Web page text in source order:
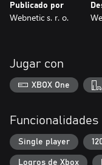
cualquier restricción.
❄️ Congelar: detiene el
difíciles y progresar a
Niveles y progresión 🚀
mecánicas y una
ayudarte con acertijos
🔹 Desmonta
Publicado por
Webnetic s. r. o.
Jugar con
XBOX One
Funcionalidades
Single player
Logros de Xbox